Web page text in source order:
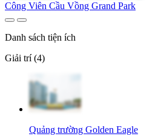
Công Viên Cầu Vồng Grand Park
Danh sách tiện ích
Giải trí (4)
Quảng trường Golden Eagle